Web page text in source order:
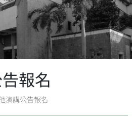
報名
演講公告報名